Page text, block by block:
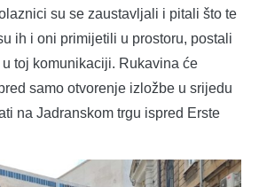
su se zaustavljali i pitali što te
ih i oni primijetili u prostoru, postali
toj komunikaciji. Rukavina će
samo otvorenje izložbe u srijedu
na Jadranskom trgu ispred Erste